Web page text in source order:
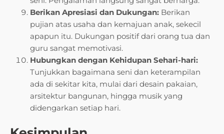
Berikan Apresiasi dan Dukungan: Berikan
pujian atas usaha dan kemajuan anak, sekecil
apapun itu. Dukungan positif dari orang tua dan
guru sangat memotivasi.
Hubungkan dengan Kehidupan Sehari-hari:
Tunjukkan bagaimana seni dan keterampilan
ada di sekitar kita, mulai dari desain pakaian,
arsitektur bangunan, hingga musik yang
didengarkan setiap hari.